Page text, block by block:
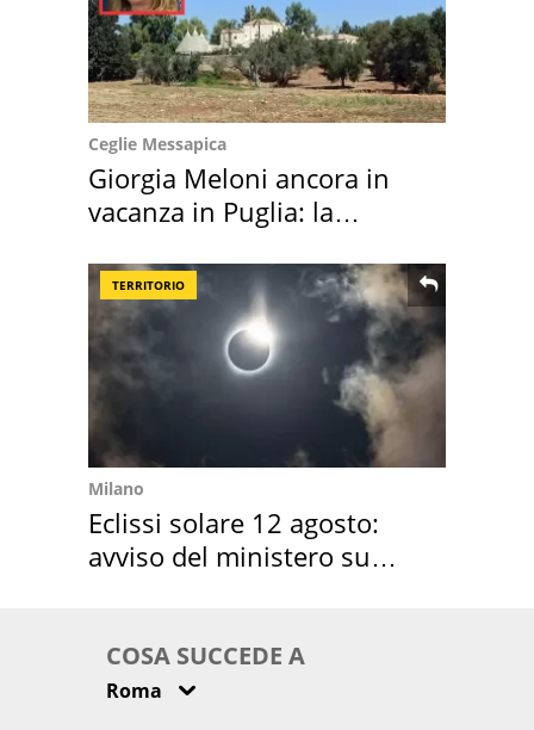
Ceglie Messapica
Giorgia Meloni ancora in
vacanza in Puglia: la
TERRITORIO
Milano
Eclissi solare 12 agosto:
avviso del ministero su